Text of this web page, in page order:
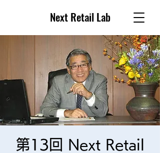
Next Retail Lab
第13回 Next Retail